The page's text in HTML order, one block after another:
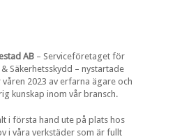
AB – Serviceföretaget för
Säkerhetsskydd – nystartade
2023 av erfarna ägare och
kunskap inom vår bransch.
i första hand ute på plats hos
i våra verkstäder som är fullt